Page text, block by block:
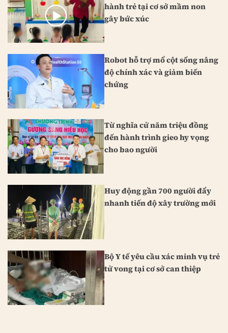
hành trẻ tại cơ sở mầm non
gây bức xúc
Robot hỗ trợ mổ cột sống nâng
độ chính xác và giảm biến
chứng
Từ nghĩa cử năm triệu đồng
đến hành trình gieo hy vọng
cho bao người
Huy động gần 700 người đẩy
nhanh tiến độ xây trường mới
Bộ Y tế yêu cầu xác minh vụ trẻ
tử vong tại cơ sở can thiệp